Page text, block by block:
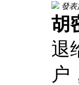
發表
胡
退
户